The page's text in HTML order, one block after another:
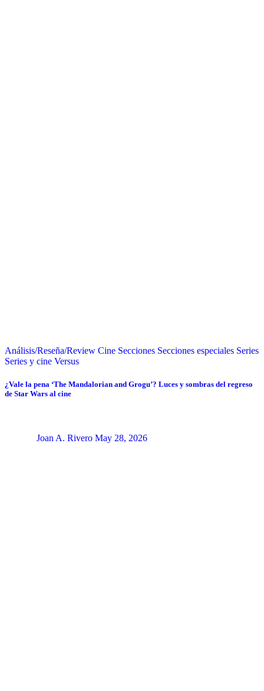
Análisis/Reseña/Review Cine Secciones Secciones especiales Series
Series y cine Versus
¿Vale la pena ‘The Mandalorian and Grogu’? Luces y sombras del regreso
de Star Wars al cine
Joan A. Rivero May 28, 2026